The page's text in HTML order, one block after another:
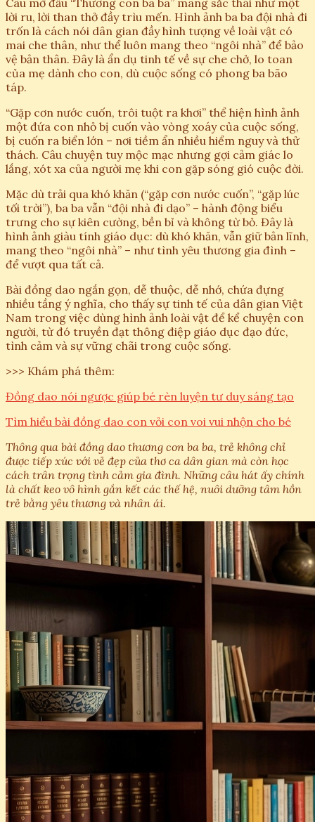
Câu mở đầu “Thương con ba ba” mang sắc thái như một
lời ru, lời than thở đầy trìu mến. Hình ảnh ba ba đội nhà đi
trốn là cách nói dân gian đầy hình tượng về loài vật có
mai che thân, như thể luôn mang theo “ngôi nhà” để bảo
vệ bản thân. Đây là ẩn dụ tinh tế về sự che chở, lo toan
của mẹ dành cho con, dù cuộc sống có phong ba bão
táp.
“Gặp cơn nước cuốn, trôi tuột ra khơi” thể hiện hình ảnh
một đứa con nhỏ bị cuốn vào vòng xoáy của cuộc sống,
bị cuốn ra biển lớn – nơi tiềm ẩn nhiều hiểm nguy và thử
thách. Câu chuyện tuy mộc mạc nhưng gợi cảm giác lo
lắng, xót xa của người mẹ khi con gặp sóng gió cuộc đời.
Mặc dù trải qua khó khăn (“gặp cơn nước cuốn”, “gặp lúc
tối trời”), ba ba vẫn “đội nhà đi dạo” – hành động biểu
trưng cho sự kiên cường, bền bỉ và không từ bỏ. Đây là
hình ảnh giàu tính giáo dục: dù khó khăn, vẫn giữ bản lĩnh,
mang theo “ngôi nhà” – như tình yêu thương gia đình –
để vượt qua tất cả.
Bài đồng dao ngắn gọn, dễ thuộc, dễ nhớ, chứa đựng
nhiều tầng ý nghĩa, cho thấy sự tinh tế của dân gian Việt
Nam trong việc dùng hình ảnh loài vật để kể chuyện con
người, từ đó truyền đạt thông điệp giáo dục đạo đức,
tình cảm và sự vững chãi trong cuộc sống.
>>> Khám phá thêm:
Đồng dao nói ngược giúp bé rèn luyện tư duy sáng tạo
Tìm hiểu bài đồng dao con vỏi con voi vui nhộn cho bé
Thông qua bài đồng dao thương con ba ba, trẻ không chỉ
được tiếp xúc với vẻ đẹp của thơ ca dân gian mà còn học
cách trân trọng tình cảm gia đình. Những câu hát ấy chính
là chất keo vô hình gắn kết các thế hệ, nuôi dưỡng tâm hồn
trẻ bằng yêu thương và nhân ái.